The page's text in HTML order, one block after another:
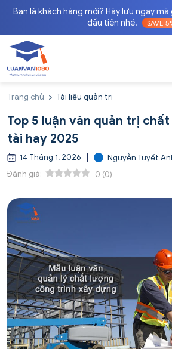
Bạn là khách hàng mới? Hãy lưu ngay
đầu tiên nhé!
SAVE
Trang chủ Tài liệu quản trị
Top 5 luận văn quản trị
tài hay 2025
14 Tháng 1, 2026
Nguyễn Tuyết
Đánh giá:
0 (0)